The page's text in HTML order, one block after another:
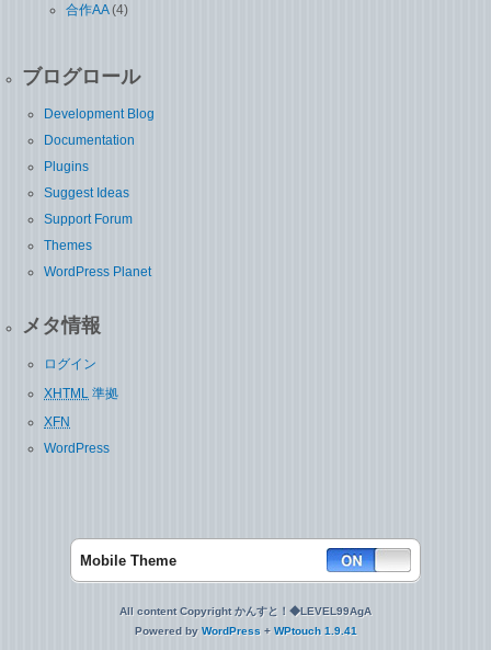
合作AA(4)
ブログロール
Development Blog
Documentation
Plugins
Suggest Ideas
Support Forum
Themes
WordPress Planet
メタ情報
ログイン
XHTML 準拠
XFN
WordPress
Mobile Theme
All content Copyright かんすと！◆LEVEL99AgA
Powered by WordPress + WPtouch 1.9.41